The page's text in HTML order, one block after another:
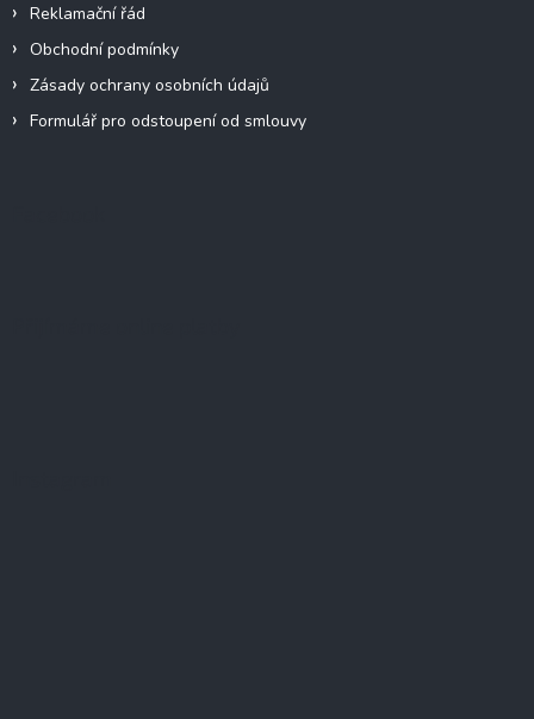
Reklamační řád
Obchodní podmínky
Zásady ochrany osobních údajů
Formulář pro odstoupení od smlouvy